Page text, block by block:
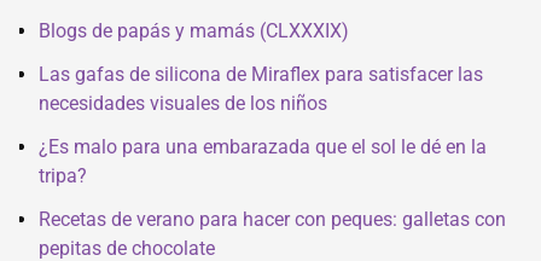
Blogs de papás y mamás (CLXXXIX)
Las gafas de silicona de Miraflex para satisfacer las
necesidades visuales de los niños
¿Es malo para una embarazada que el sol le dé en la
tripa?
Recetas de verano para hacer con peques: galletas con
pepitas de chocolate